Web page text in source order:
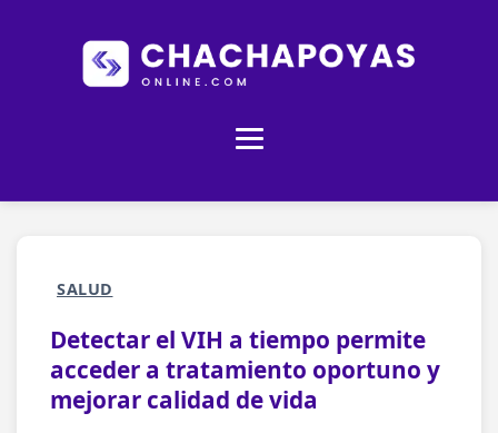
SALUD
Detectar el VIH a tiempo permite
acceder a tratamiento oportuno y
mejorar calidad de vida